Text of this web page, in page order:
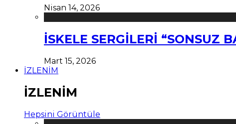
Nisan 14, 2026
İSKELE SERGİLERİ “SONSUZ
Mart 15, 2026
İZLENİM
İZLENİM
Hepsini Görüntüle